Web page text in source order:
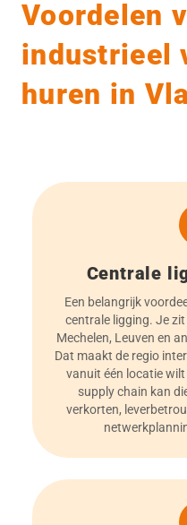
Voordelen
industrieel
huren in
Centrale
Een belangrijk
centrale ligging. Je
Mechelen, Leuven en
Dat maakt de regio
vanuit één locatie
supply chain kan
verkorten,